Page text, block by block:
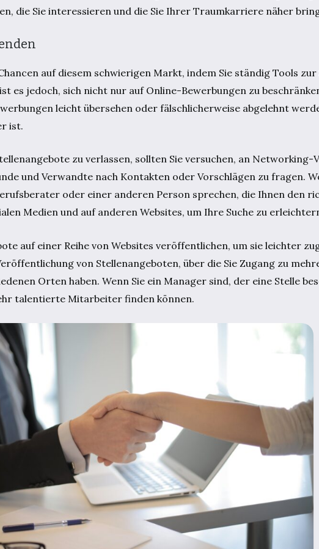
die Sie interessieren und die Sie Ihrer Traumkarriere näher
auf diesem schwierigen Markt, indem Sie ständig Tools zur
es jedoch, sich nicht nur auf Online-Bewerbungen zu
leicht übersehen oder fälschlicherweise abgelehnt
ist.
zu verlassen, sollten Sie versuchen, an
und Verwandte nach Kontakten oder Vorschlägen zu fragen.
oder einer anderen Person sprechen, die Ihnen den
Medien und auf anderen Websites, um Ihre Suche zu
auf einer Reihe von Websites veröffentlichen, um sie leichter
von Stellenangeboten, über die Sie Zugang zu
Orten haben. Wenn Sie ein Manager sind, der eine Stelle
talentierte Mitarbeiter finden können.